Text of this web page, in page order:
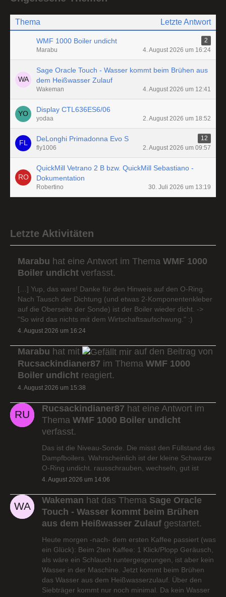
Thema Letzte Antwort
WMF 1000 Boiler undicht
2
Marabu
4. August 2026 um 16:24
Sage Oracle Touch - Wasser kommt beim Brühen aus
dem Heißwasser Zulauf
Wakeman 4. August 2026 um 12:41
Display CTL636ES6/06
yodaa 2. August 2026 um 18:52
DeLonghi Primadonna Evo S
12
fly1006
2. August 2026 um 09:57
QuickMill Vetrano 2 B bzw. QuickMill Sebastiano -
Dokumentation
Robertino 30. Juli 2026 um 13:19
Letzte Aktivitäten
Marabu hat eine Antwort im Thema WMF 1000
Boiler undicht verfasst.
[…] Yup, das wars! Danke für den Hinweis auf den O-Ring.
Nach Tausch der Dichtung (und etwas 2-Komponentenkleber
auf die Oberseite der Sonde) ist der Boiler wieder dicht. ->
"So wird das nichts mit dem Wirtschaftsaufschwung." :)
4. August 2026 um 16:24
Marabu hat mit
auf den Beitrag von
Rucsackindianer87 im Thema WMF 1000
Boiler undicht reagiert.
4. August 2026 um 15:38
Rucsackindianer87 hat eine Antwort im
Thema WMF 1000 Boiler undicht
verfasst.
Das ist die Niveau-Sonde. Die misst den Füllstand des
Dampfboilers. Wahrscheinlich ist der kleine Schwarze
O-Ring undicht. rausschrauben, wechseln, gut ist
4. August 2026 um 14:06
Wakeman hat das Thema Sage Oracle
Touch - Wasser kommt beim Brühen
aus dem Heißwasser Zulauf gestartet.
Heute morgen -nach- dem ersten Kaffee passiert (was
ein Glück): Beim 2ten Kaffee: 1 Klick/Plopp Geräusch,
als wäre ein Schlauch runtergesprungen, ist aber kein
Wasser in der Maschine. Jetzt kommt beim Brühen
das Wasser aus dem Heißwasserzulauf. Über den
Siebträger kommt nur noch minimal. Da kein Wasser